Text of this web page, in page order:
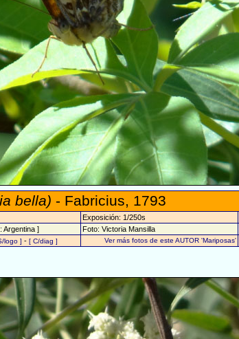
bella) - Fabricius, 1793
Exposición: 1/250s
Argentina ] Foto: Victoria Mansilla
logo ] - [ C/diag ] Ver más fotos de este AUTOR 'Mariposas'